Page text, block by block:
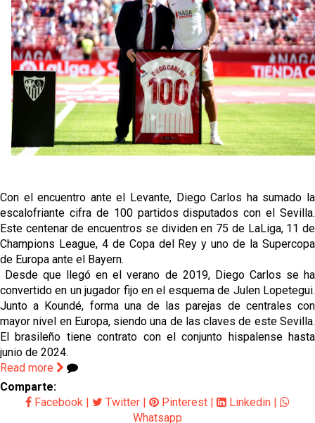
Djibril Sow pone rumbo a Italia para firmar su nuevo
contrato con el Genoa
Kochorashvili, seria opción para reforzar el centro
del campo sevillista
Sow muy cerca de cerrar su traspaso al Genoa
Oso es el siguiente en la lista para salir
Sevilla Femenino para la 2026/27
Con el encuentro ante el Levante, Diego Carlos ha sumado la
escalofriante cifra de 100 partidos disputados con el Sevilla.
Este centenar de encuentros se dividen en 75 de LaLiga, 11 de
Champions League, 4 de Copa del Rey y uno de la Supercopa
de Europa ante el Bayern.
Desde que llegó en el verano de 2019, Diego Carlos se ha
convertido en un jugador fijo en el esquema de Julen Lopetegui.
Junto a Koundé, forma una de las parejas de centrales con
mayor nivel en Europa, siendo una de las claves de este Sevilla.
El brasileño tiene contrato con el conjunto hispalense hasta
junio de 2024.
Read more
Comparte:
Facebook | Twitter | Pinterest | Linkedin |
Whatsapp